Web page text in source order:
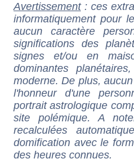
Avertissement: ces
informatiquement pour
aucun caractère
significations des
signes et/ou en
dominantes
moderne. De plus,
l'honneur d'une
portrait astrologique
site polémique. A
recalculées
domification avec le
des heures connues.